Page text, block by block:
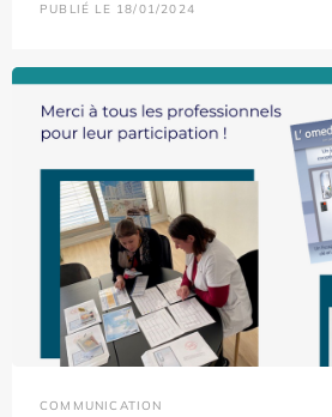
PUBLIÉ LE 18/01/2024
COMMUNICATION